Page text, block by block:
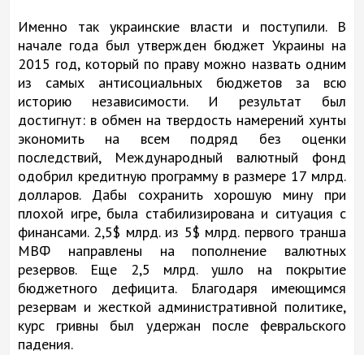
Именно так украинские власти и поступили. В
начале года был утвержден бюджет Украины на
2015 год, который по праву можно назвать одним
из самых антисоциальных бюджетов за всю
историю независимости. И результат был
достигнут: в обмен на твердость намерений хунты
экономить на всем подряд без оценки
последствий, Международный валютный фонд
одобрил кредитную программу в размере 17 млрд.
долларов. Дабы сохранить хорошую мину при
плохой игре, была стабилизирована и ситуация с
финансами. 2,5$ млрд. из 5$ млрд. первого транша
МВФ направлены на пополнение валютных
резервов. Еще 2,5 млрд. ушло на покрытие
бюджетного дефицита. Благодаря имеющимся
резервам и жесткой административной политике,
курс гривны был удержан после февральского
падения.